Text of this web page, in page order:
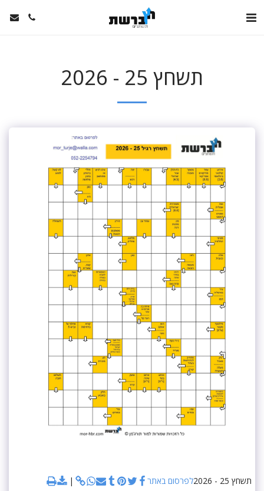
תשחץ 25 - 2026
תשחץ 25 - 2026 לפרסום באתר